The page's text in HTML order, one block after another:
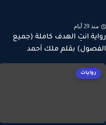
29 أيام
انتِ الهدف كاملة (جميع
بقلم ملك أحمد
روايات